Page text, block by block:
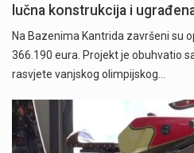
lučna konstrukcija i
Na Bazenima Kantrida završeni su
366.190 eura. Projekt je obuhvatio
rasvjete vanjskog olimpijskog…